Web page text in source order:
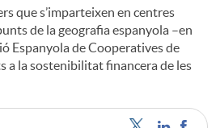
que s’imparteixen en centres
de la geografia espanyola –en
Espanyola de Cooperatives de
a la sostenibilitat financera de les